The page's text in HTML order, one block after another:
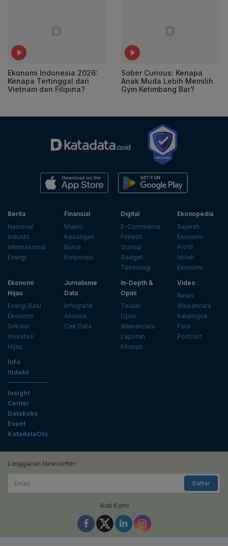
Ekonomi Indonesia 2026:
Kenapa Tertinggal dari
Vietnam dan Filipina?
Sober Curious: Kenapa
Anak Muda Lebih Memilih
Gym Ketimbang Bar?
Berita
Nasional
Industri
Internasional
Energi
Finansial
Makro
Keuangan
Bursa
Korporasi
Digital
E-Commerce
Fintech
Startup
Gadget
Teknologi
Ekonopedia
Sejarah
Ekonomi
Profil
Istilah
Ekonomi
Ekonomi
Hijau
Energi Baru
Ekonomi
Sirkular
Investasi
Hijau
Jurnalisme
Data
Infografik
Analisis
Cek Data
In-Depth &
Opini
Telaah
Opini
Wawancara
Laporan
Khusus
Video
News
Wawancara
Katalogue
Foto
Podcast
Info
Indeks
Insight
Center
Databoks
Event
KatadataOto
Langganan Newsletter
Daftar
Ikuti Kami